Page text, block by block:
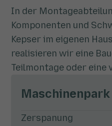
Kontakt
Maschinenpark
Zerspanung
In der
Komponenten und
Kepser im eigenen
realisieren wir eine
Teilmontage oder eine